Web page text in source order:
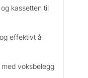
kassetten til
effektivt å
voksbelegg